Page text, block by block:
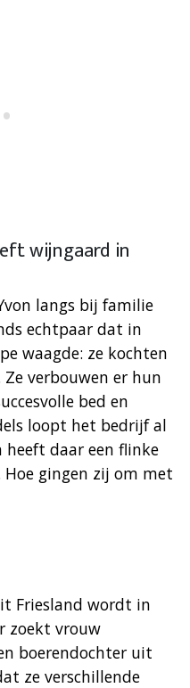
wijngaard in
langs bij familie
echtpaar dat in
waagde: ze kochten
verbouwen er hun
bed en
loopt het bedrijf al
heeft daar een flinke
Hoe gingen zij om met
Friesland wordt in
zoekt vrouw
boerendochter uit
ze verschillende